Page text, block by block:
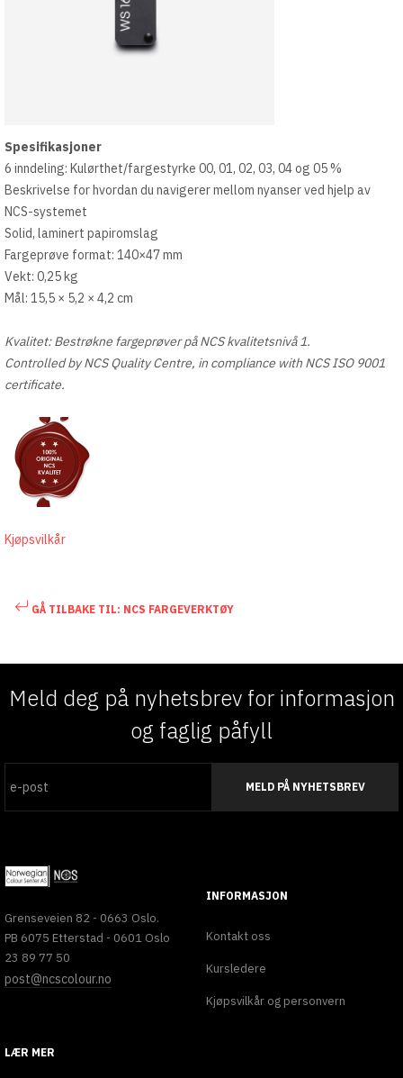
Spesifikasjoner
6 inndeling: Kulørthet/fargestyrke 00, 01, 02, 03, 04 og 05 %
Beskrivelse for hvordan du navigerer mellom nyanser ved hjelp av
NCS-systemet
Solid, laminert papiromslag
Fargeprøve format: 140×47 mm
Vekt: 0,25 kg
Mål: 15,5 × 5,2 × 4,2 cm
Kvalitet: Bestrøkne fargeprøver på NCS kvalitetsnivå 1.
Controlled by NCS Quality Centre, in compliance with NCS ISO 9001
certificate.
Kjøpsvilkår
GÅ TILBAKE TIL: NCS FARGEVERKTØY
Meld deg på nyhetsbrev for informasjon
og faglig påfyll
MELD PÅ NYHETSBREV
Grenseveien 82 - 0663 Oslo.
PB 6075 Etterstad - 0601 Oslo
23 89 77 50
post@ncscolour.no
INFORMASJON
Kontakt oss
Kursledere
Kjøpsvilkår og personvern
LÆR MER